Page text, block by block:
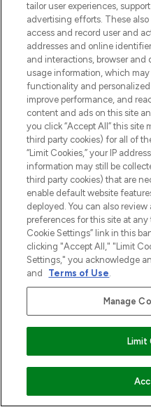
VOEG TOE
beste
make-up van
Shop online of
Cookie-
Do Not Sell or
HELP &
OVER
tailor user experiences,
advertising efforts. These
access and record user and
addresses and online
and interactions, browser and
usage information, which
functionality and
improve performance, and
content and ads on this site
you click “Accept All” this
third party cookies) for all of
“Limit Cookies,” your IP
information may still be
third party cookies) that are
enable default website
deployed. You can also
preferences for this site at
Cookie Settings” link in this
clicking "Accept All," "Limit
Settings," you acknowledge
and
Terms of Use.
Manage
Limit